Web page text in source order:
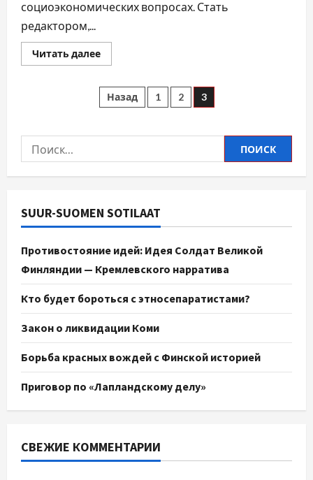
социоэкономических вопросах. Стать
редактором,...
Читать далее
Назад 1 2 3
SUUR-SUOMEN SOTILAAT
Противостояние идей: Идея Солдат Великой
Финляндии — Кремлевского нарратива
Кто будет бороться с этносепаратистами?
Закон о ликвидации Коми
Борьба красных вождей с Финской историей
Приговор по «Лапландскому делу»
СВЕЖИЕ КОММЕНТАРИИ